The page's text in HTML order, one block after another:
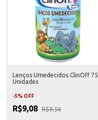
Lenços Umedecidos ClinOff 75
Unidades
-5% OFF
R$9,08 R$9,56